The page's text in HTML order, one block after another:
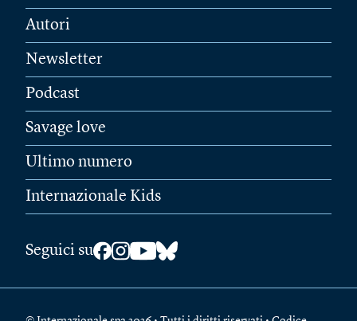
Autori
Newsletter
Podcast
Savage love
Ultimo numero
Internazionale Kids
Seguici su